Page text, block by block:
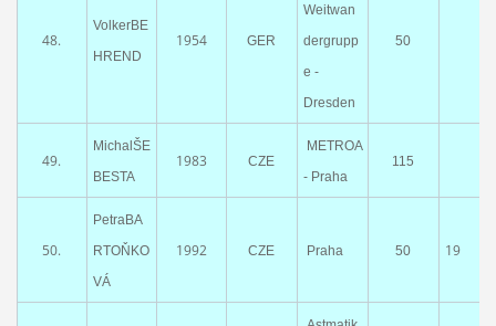
48.
VolkerBE
HREND
1954 GER
Weitwan
dergrupp
e -
Dresden
50
49.
MichalŠE
BESTA
1983 CZE
METROA
- Praha
115
50.
PetraBA
RTOŇKO
VÁ
1992 CZE Praha 50 19